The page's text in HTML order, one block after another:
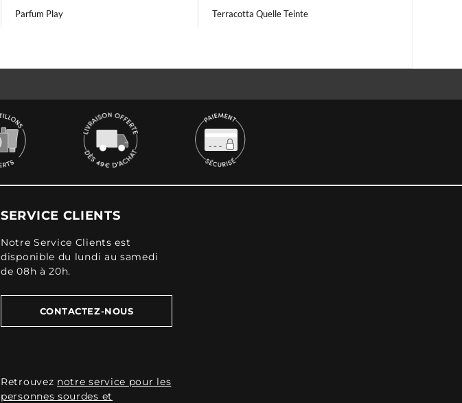
Parfum Play Terracotta Quelle Teinte
SERVICE CLIENTS
Notre Service Clients est
disponible du lundi au samedi
de 08h à 20h.
CONTACTEZ-NOUS
Retrouvez notre service pour les
personnes sourdes et